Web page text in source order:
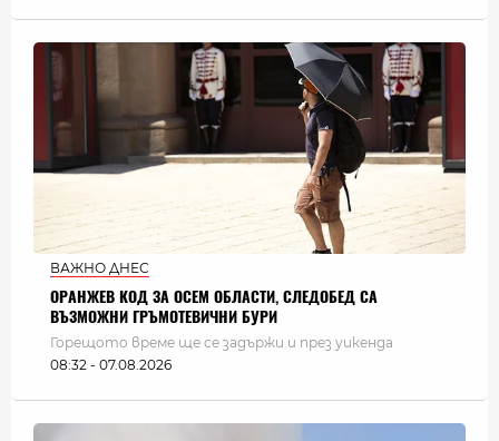
ВАЖНО ДНЕС
ОРАНЖЕВ КОД ЗА ОСЕМ ОБЛАСТИ, СЛЕДОБЕД СА
ВЪЗМОЖНИ ГРЪМОТЕВИЧНИ БУРИ
Горещото време ще се задържи и през уикенда
08:32 - 07.08.2026